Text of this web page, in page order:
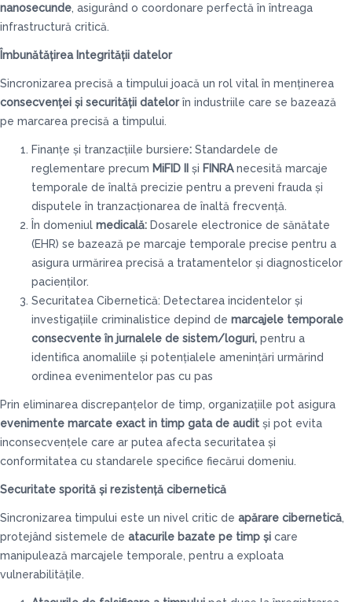
nanosecunde, asigurând o coordonare perfectă în întreaga
infrastructură critică.
Îmbunătățirea Integrității datelor
Sincronizarea precisă a timpului joacă un rol vital în menținerea
consecvenței și securității datelorîn industriile care se bazează
pe marcarea precisă a timpului.
Finanțe și tranzacțiile bursiere: Standardele de
reglementare precum MiFID II și FINRAnecesită marcaje
temporale de înaltă precizie pentru a preveni frauda și
disputele în tranzacționarea de înaltă frecvență.
În domeniul medicală: Dosarele electronice de sănătate
(EHR) se bazează pe marcaje temporale precise pentru a
asigura urmărirea precisă a tratamentelor și diagnosticelor
pacienților.
Securitatea Cibernetică: Detectarea incidentelor și
investigațiile criminalistice depind de marcajele temporale
consecvente în jurnalele de sistem/loguri, pentru a
identifica anomaliile și potențialele amenințări urmărind
ordinea evenimentelor pas cu pas
Prin eliminarea discrepanțelor de timp, organizațiile pot asigura
evenimente marcate exact in timp gata de audit și pot evita
inconsecvențele care ar putea afecta securitatea și
conformitatea cu standarele specifice fiecărui domeniu.
Securitate sporită și rezistență cibernetică
Sincronizarea timpului este un nivel critic de apărare cibernetică,
protejând sistemele de atacurile bazate pe timp și care
manipulează marcajele temporale, pentru a exploata
vulnerabilitățile.